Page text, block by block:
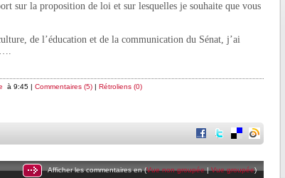
sur la proposition de loi et sur lesquelles je souhaite que vous
de l’éducation et de la communication du Sénat, j’ai
à 9:45 | Commentaires (5) | Rétroliens (0)
Afficher les commentaires en (Vue non groupée|Vue groupée)